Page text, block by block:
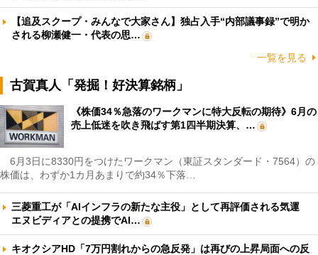
【追及スクープ・みんなで大家さん】独占入手“内部議事録”で明か
される柳瀬健一・代表の思…
一覧を見る
古賀真人「発掘！好決算銘柄」
《株価34％急落のワークマンに特大反転の期待》6月の
売上低迷を吹き飛ばす第1四半期決算、…
6月3日に8330円をつけたワークマン（東証スタンダード・7564）の
株価は、わずか1カ月あまりで約34％下落…
三菱重工が「AIインフラの新たな主役」として再評価される気運
エヌビディアとの提携でAI…
キオクシアHD「7万円割れからの急反発」は再びの上昇局面への反